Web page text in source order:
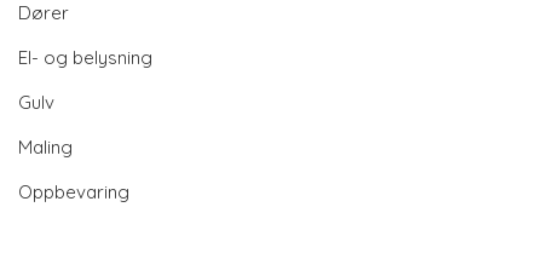
Dører
El- og belysning
Gulv
Maling
Oppbevaring